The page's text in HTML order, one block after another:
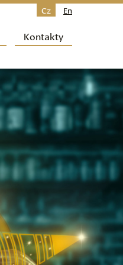
Cz En
Kontakty